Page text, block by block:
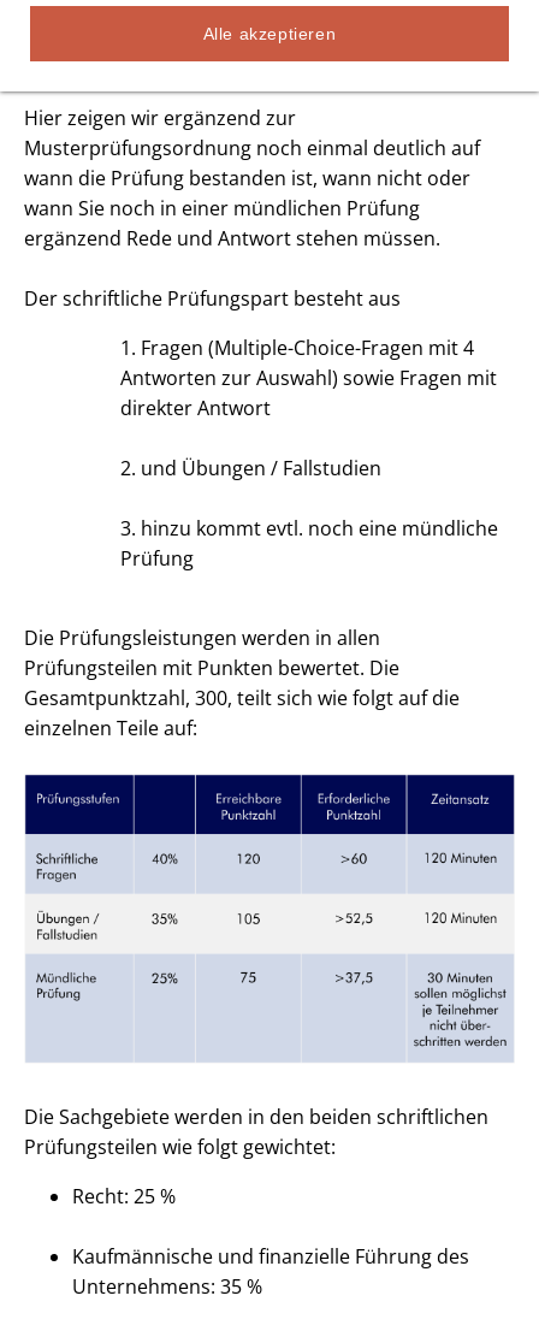
Alle akzeptieren
Verkehrsleiter Omnibusverkehr
BESTEHEN DER PRÜFUNG
Hier zeigen wir ergänzend zur
Musterprüfungsordnung noch einmal deutlich auf
wann die Prüfung bestanden ist, wann nicht oder
wann Sie noch in einer mündlichen Prüfung
ergänzend Rede und Antwort stehen müssen.
Der schriftliche Prüfungspart besteht aus
1. Fragen (Multiple-Choice-Fragen mit 4
Antworten zur Auswahl) sowie Fragen mit
direkter Antwort
2. und Übungen / Fallstudien
3. hinzu kommt evtl. noch eine mündliche
Prüfung
Die Prüfungsleistungen werden in allen
Prüfungsteilen mit Punkten bewertet. Die
Gesamtpunktzahl, 300, teilt sich wie folgt auf die
einzelnen Teile auf:
Die Sachgebiete werden in den beiden schriftlichen
Prüfungsteilen wie folgt gewichtet:
Recht: 25 %
Kaufmännische und finanzielle Führung des
Unternehmens: 35 %